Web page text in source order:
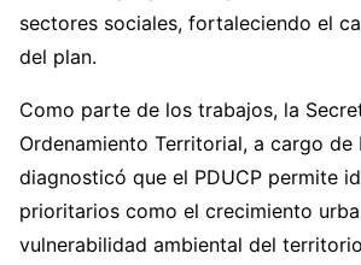
sectores sociales, fortaleciendo el
del plan.
Como parte de los trabajos, la
Ordenamiento Territorial, a cargo de
diagnosticó que el PDUCP permite
prioritarios como el crecimiento
vulnerabilidad ambiental del